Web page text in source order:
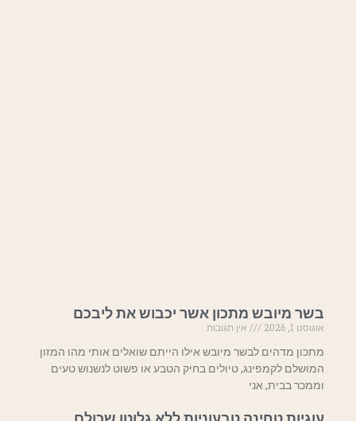
בשר מיובש מתכון אשר יכבוש את ליבכם
אוגוסט 1, 2026
אין תגובות
מתכון מדהים לבשר מיובש אילו הייתם שואלים אותי מהו המזון
המושלם לקמפינג, טיולים בחיק הטבע או פשוט לנשנוש טעים
וממכר בבית, אני